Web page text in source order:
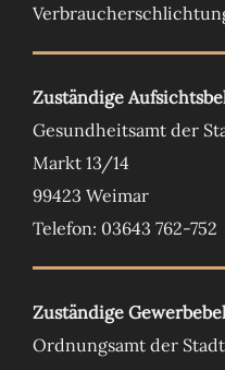
Zuständige
Gesundheitsamt der
Markt 13/14
99423 Weimar
Telefon: 03643 762-752
Zuständige
Ordnungsamt der